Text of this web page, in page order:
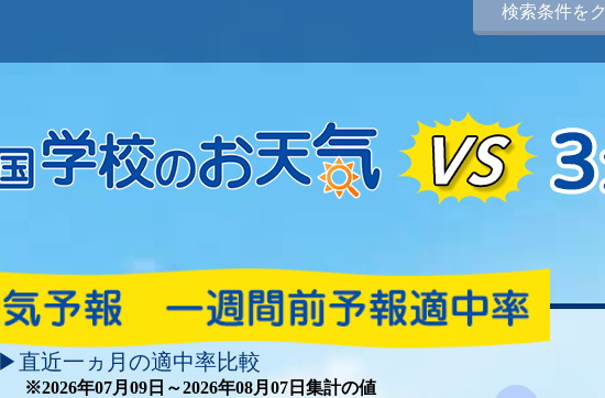
検索条件を
▶直近一ヵ月の適中率比較
※2026年07月09日～2026年08月07日集計の値